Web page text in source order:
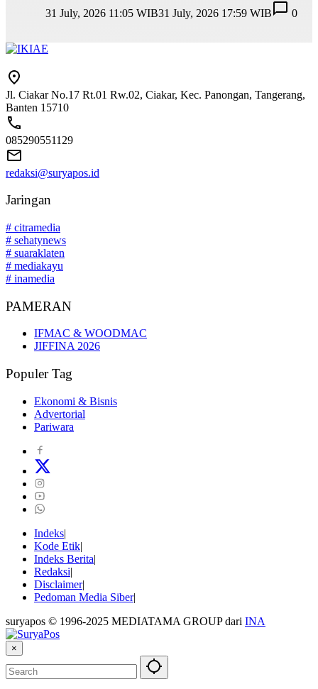
31 July, 2026 11:05 WIB31 July, 2026 17:59 WIB 0
Jl. Ciakar No.17 Rt.01 Rw.02, Ciakar, Kec. Panongan, Tangerang,
Banten 15710
085290551129
redaksi@suryapos.id
Jaringan
# citramedia
# sehatynews
# suaraklaten
# mediakayu
# inamedia
PAMERAN
IFMAC & WOODMAC
JIFFINA 2026
Populer Tag
Ekonomi & Bisnis
Advertorial
Pariwara
Indeks
Kode Etik
Indeks Berita
Redaksi
Disclaimer
Pedoman Media Siber
suryapos © 1996-2025 MEDIATAMA GROUP dari INA
×